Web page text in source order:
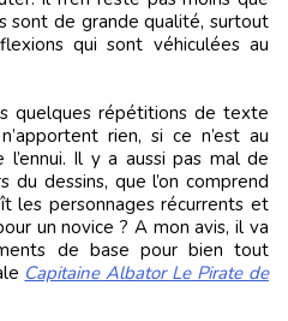
sont de grande qualité, surtout
qui sont véhiculées au
quelques répétitions de texte
rien, si ce n’est au
Il y a aussi pas mal de
dessins, que l’on comprend
les personnages récurrents et
un novice ? A mon avis, il va
de base pour bien tout
Capitaine Albator Le Pirate de